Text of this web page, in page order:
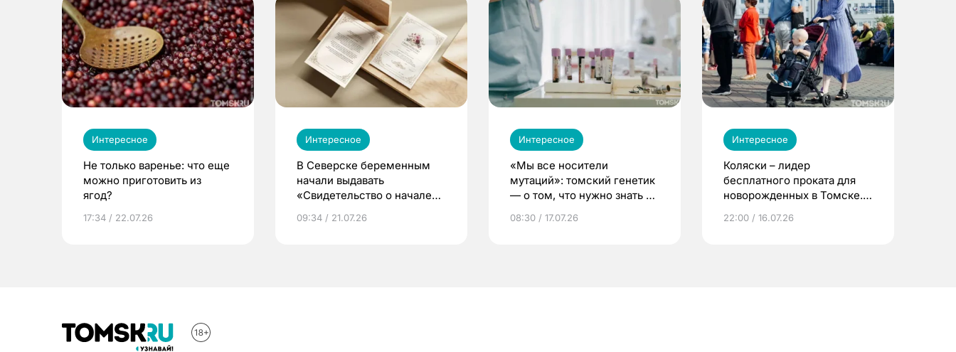
Интересное
Не только варенье: что еще
можно приготовить из
ягод?
17:34 / 22.07.26
Интересное
В Северске беременным
начали выдавать
«Свидетельство о начале
09:34 / 21.07.26
Интересное
«Мы все носители
мутаций»: томский генетик
— о том, что нужно знать до
08:30 / 17.07.26
Интересное
Коляски – лидер
бесплатного проката для
новорожденных в Томске.
22:00 / 16.07.26